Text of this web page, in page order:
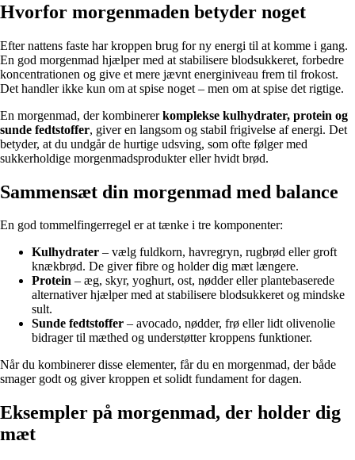
Hvorfor morgenmaden betyder noget
Efter nattens faste har kroppen brug for ny energi til at komme i gang.
En god morgenmad hjælper med at stabilisere blodsukkeret, forbedre
koncentrationen og give et mere jævnt energiniveau frem til frokost.
Det handler ikke kun om at spise noget – men om at spise det rigtige.
En morgenmad, der kombinererkomplekse kulhydrater, protein og
sunde fedtstoffer, giver en langsom og stabil frigivelse af energi. Det
betyder, at du undgår de hurtige udsving, som ofte følger med
sukkerholdige morgenmadsprodukter eller hvidt brød.
Sammensæt din morgenmad med balance
En god tommelfingerregel er at tænke i tre komponenter:
Kulhydrater – vælg fuldkorn, havregryn, rugbrød eller groft
knækbrød. De giver fibre og holder dig mæt længere.
Protein – æg, skyr, yoghurt, ost, nødder eller plantebaserede
alternativer hjælper med at stabilisere blodsukkeret og mindske
sult.
Sunde fedtstoffer – avocado, nødder, frø eller lidt olivenolie
bidrager til mæthed og understøtter kroppens funktioner.
Når du kombinerer disse elementer, får du en morgenmad, der både
smager godt og giver kroppen et solidt fundament for dagen.
Eksempler på morgenmad, der holder dig
mæt